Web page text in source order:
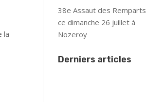
la
38e Assaut des Remparts
ce dimanche 26 juillet à
Nozeroy
Derniers articles